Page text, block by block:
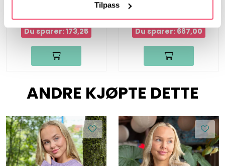
Tilpass
510,75
Du sparer: 173,25
Fra:787,00
Du sparer: 687,00
ANDRE KJØPTE DETTE